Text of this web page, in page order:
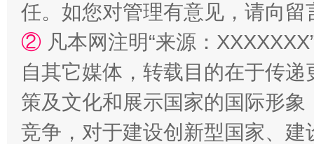
任。如您对管理有意见，请向
② 凡本网注明“来源：
自其它媒体，转载目的在于传
策及文化和展示国家的国际形
竞争，对于建设创新型国家、